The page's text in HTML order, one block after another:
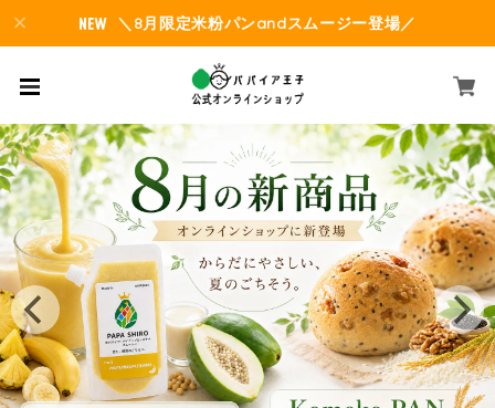
＼8月限定米粉パンandスムージー登場／